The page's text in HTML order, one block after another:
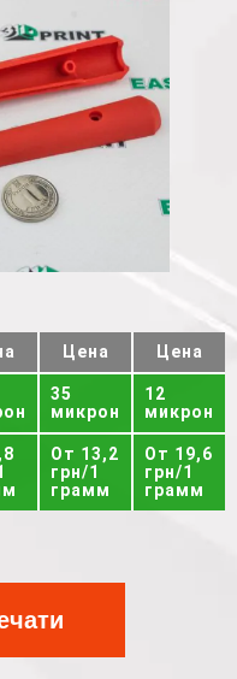
Цена Цена
35
микрон
12
микрон
От 13,2
грн/1
грамм
От 19,6
грн/1
грамм